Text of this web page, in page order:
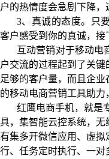
户的热情度会急剧下降，
3、真诚的态度。只
客户感受到你的真诚，接
互动营销对于移动电
户交流的过程起到了关
足够的客户量，而且企
的移动电商营销工具助力
红鹰电商手机，就是
具，集智能云控系统，
有集多开微信应用、虚
行、任务定时执行、一对